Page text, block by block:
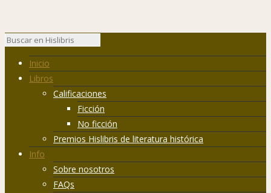
Inicio
Libros
Calificaciones
Ficción
No ficción
Premios Hislibris de literatura histórica
Info
Sobre nosotros
FAQs